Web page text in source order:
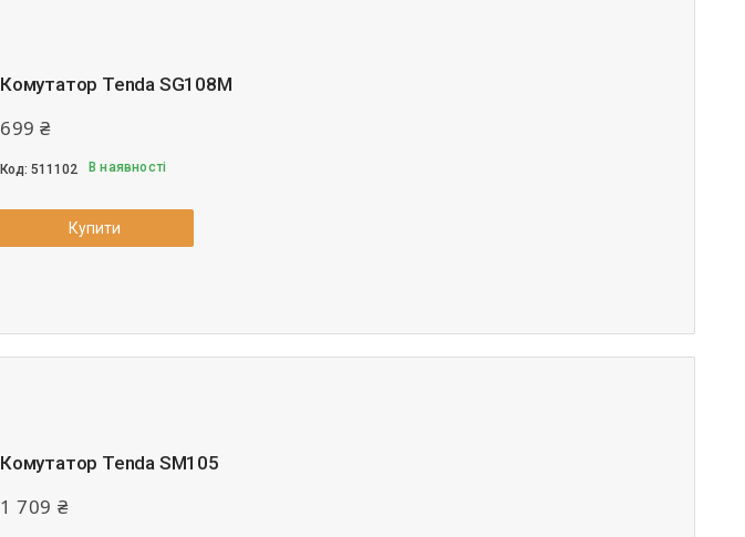
Комутатор Tenda SG108M
699 ₴
511102 В наявності
Купити
Комутатор Tenda SM105
1 709 ₴